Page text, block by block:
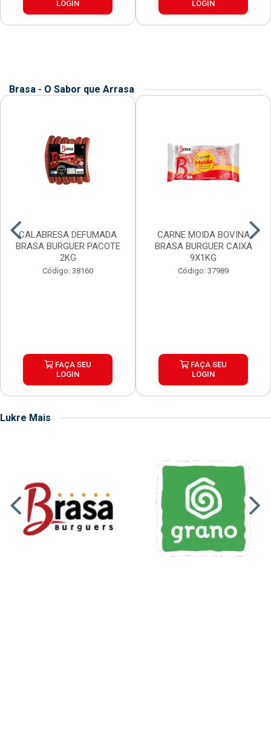
LOGIN LOGIN
Brasa - O Sabor que Arrasa
CALABRESA DEFUMADA
BRASA BURGUER PACOTE
2KG
Código: 38160
FAÇA SEU
LOGIN
CARNE MOIDA BOVINA
BRASA BURGUER CAIXA
9X1KG
Código: 37989
FAÇA SEU
LOGIN
Lukre Mais